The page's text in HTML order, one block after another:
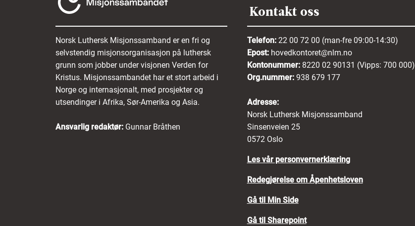
Norsk Luthersk Misjonssamband er en fri og
selvstendig misjonsorganisasjon på luthersk
grunn som jobber under visjonen Verden for
Kristus. Misjonssambandet har et stort arbeid i
Norge og internasjonalt, med prosjekter og
utsendinger i Afrika, Sør-Amerika og Asia.
Ansvarlig redaktør: Gunnar Bråthen
Kontakt oss
Telefon: 22 00 72 00 (man-fre 09:00-14:30)
Epost: hovedkontoret@nlm.no
Kontonummer: 8220 02 90131 (Vipps: 700 000)
Org.nummer: 938 679 177
Adresse:
Norsk Luthersk Misjonssamband
Sinsenveien 25
0572 Oslo
Les vår personvernerklæring
Redegjørelse om Åpenhetsloven
Gå til Min Side
Gå til Sharepoint